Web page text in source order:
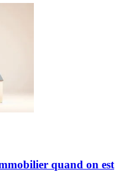
quand on est